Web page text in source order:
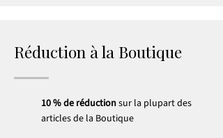
Réduction à la Boutique
10 % de réductionsur la plupart des
articles de la Boutique